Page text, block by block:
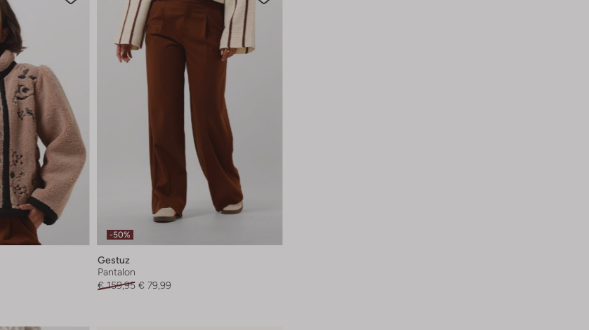
-50%
Gestuz
Pantalon
€ 159,95 € 79,99